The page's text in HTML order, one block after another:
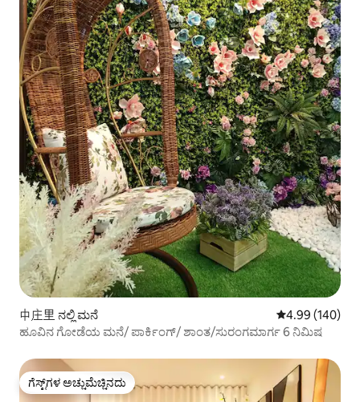
中庄里 ನಲ್ಲಿ ಮನೆ 5 ರಲ್ಲಿ 4.99
4.99 (140)
ಹೂವಿನ ಗೋಡೆಯ ಮನೆ/ ಪಾರ್ಕಿಂಗ್/ ಶಾಂತ/ಸುರಂಗಮಾರ್ಗ 6 ನಿಮಿಷ
ಗೆಸ್ಟ್‌ಗಳ ಅಚ್ಚುಮೆಚ್ಚಿನದು
ಗೆಸ್ಟ್‌ಗಳ ಅಚ್ಚುಮೆಚ್ಚಿನದು